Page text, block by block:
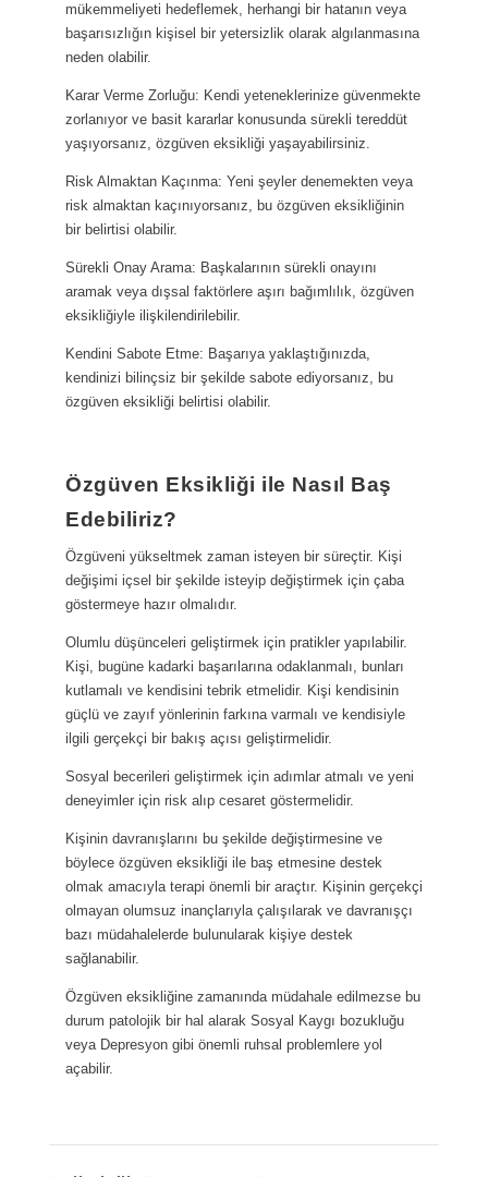
mükemmeliyeti hedeflemek, herhangi bir hatanın veya
başarısızlığın kişisel bir yetersizlik olarak algılanmasına
neden olabilir.
Karar Verme Zorluğu: Kendi yeteneklerinize güvenmekte
zorlanıyor ve basit kararlar konusunda sürekli tereddüt
yaşıyorsanız, özgüven eksikliği yaşayabilirsiniz.
Risk Almaktan Kaçınma: Yeni şeyler denemekten veya
risk almaktan kaçınıyorsanız, bu özgüven eksikliğinin
bir belirtisi olabilir.
Sürekli Onay Arama: Başkalarının sürekli onayını
aramak veya dışsal faktörlere aşırı bağımlılık, özgüven
eksikliğiyle ilişkilendirilebilir.
Kendini Sabote Etme: Başarıya yaklaştığınızda,
kendinizi bilinçsiz bir şekilde sabote ediyorsanız, bu
özgüven eksikliği belirtisi olabilir.
Özgüven Eksikliği ile Nasıl Baş
Edebiliriz?
Özgüveni yükseltmek zaman isteyen bir süreçtir. Kişi
değişimi içsel bir şekilde isteyip değiştirmek için çaba
göstermeye hazır olmalıdır.
Olumlu düşünceleri geliştirmek için pratikler yapılabilir.
Kişi, bugüne kadarki başarılarına odaklanmalı, bunları
kutlamalı ve kendisini tebrik etmelidir. Kişi kendisinin
güçlü ve zayıf yönlerinin farkına varmalı ve kendisiyle
ilgili gerçekçi bir bakış açısı geliştirmelidir.
Sosyal becerileri geliştirmek için adımlar atmalı ve yeni
deneyimler için risk alıp cesaret göstermelidir.
Kişinin davranışlarını bu şekilde değiştirmesine ve
böylece özgüven eksikliği ile baş etmesine destek
olmak amacıyla terapi önemli bir araçtır. Kişinin gerçekçi
olmayan olumsuz inançlarıyla çalışılarak ve davranışçı
bazı müdahalelerde bulunularak kişiye destek
sağlanabilir.
Özgüven eksikliğine zamanında müdahale edilmezse bu
durum patolojik bir hal alarak Sosyal Kaygı bozukluğu
veya Depresyon gibi önemli ruhsal problemlere yol
açabilir.